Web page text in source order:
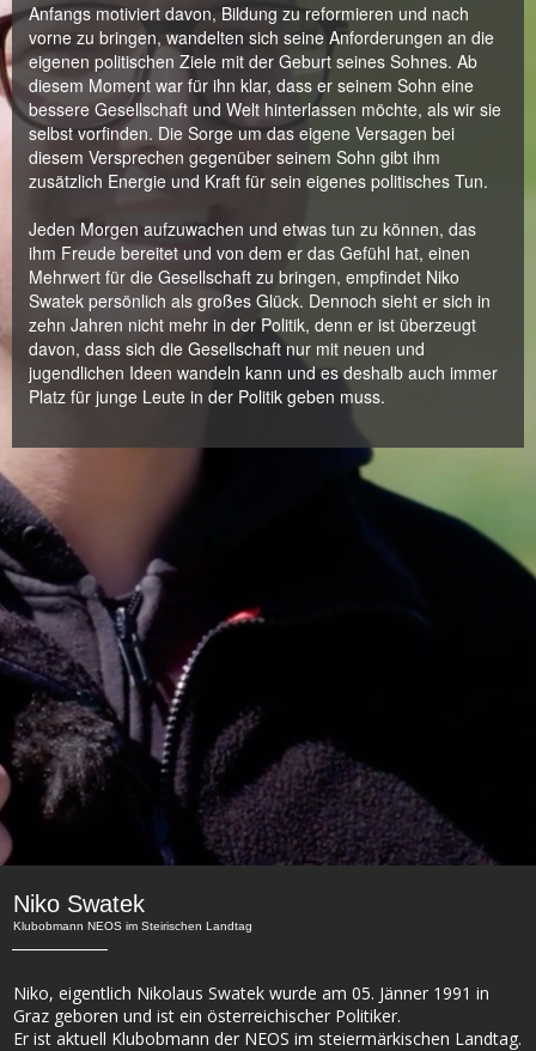
Anfangs motiviert davon, Bildung zu reformieren und nach
vorne zu bringen, wandelten sich seine Anforderungen an die
eigenen politischen Ziele mit der Geburt seines Sohnes. Ab
diesem Moment war für ihn klar, dass er seinem Sohn eine
bessere Gesellschaft und Welt hinterlassen möchte, als wir sie
selbst vorfinden. Die Sorge um das eigene Versagen bei
diesem Versprechen gegenüber seinem Sohn gibt ihm
zusätzlich Energie und Kraft für sein eigenes politisches Tun.
Jeden Morgen aufzuwachen und etwas tun zu können, das
ihm Freude bereitet und von dem er das Gefühl hat, einen
Mehrwert für die Gesellschaft zu bringen, empfindet Niko
Swatek persönlich als großes Glück. Dennoch sieht er sich in
zehn Jahren nicht mehr in der Politik, denn er ist überzeugt
davon, dass sich die Gesellschaft nur mit neuen und
jugendlichen Ideen wandeln kann und es deshalb auch immer
Platz für junge Leute in der Politik geben muss.
Niko Swatek
Klubobmann NEOS im Steirischen Landtag
Niko, eigentlich Nikolaus Swatek wurde am 05. Jänner 1991 in
Graz geboren und ist ein österreichischer Politiker.
Er ist aktuell Klubobmann der NEOS im steiermärkischen Landtag.